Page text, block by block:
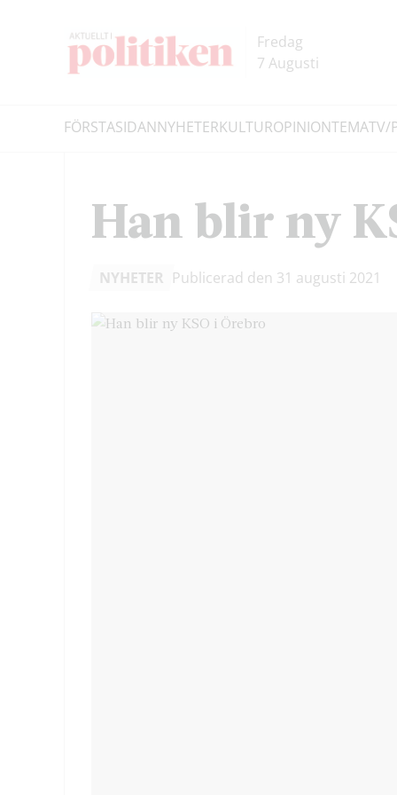
Fredag
7 Augusti
FÖRSTASIDANNYHETERKULTUROPINIONTEMATV/
Han blir ny
NYHETER Publicerad den 31 augusti 2021